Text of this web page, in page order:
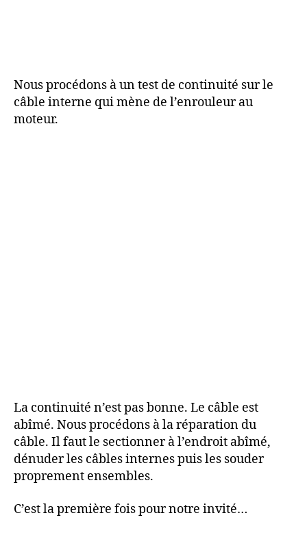
Nous procédons à un test de continuité sur le
câble interne qui mène de l’enrouleur au
moteur.
La continuité n’est pas bonne. Le câble est
abîmé. Nous procédons à la réparation du
câble. Il faut le sectionner à l’endroit abîmé,
dénuder les câbles internes puis les souder
proprement ensembles.
C’est la première fois pour notre invité…